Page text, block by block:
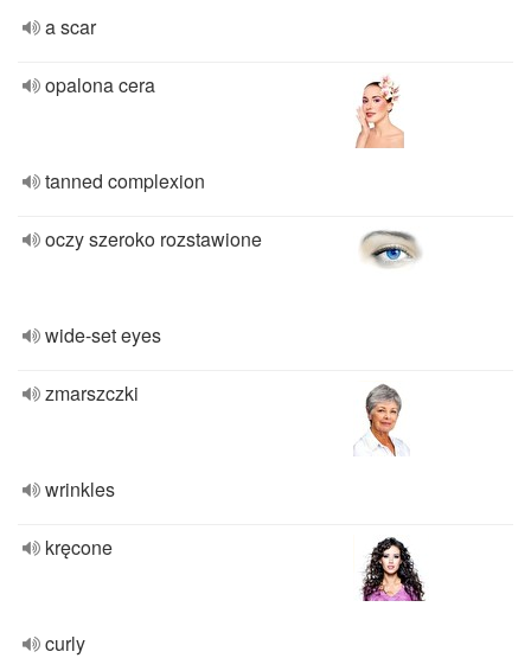
a scar
opalona cera
tanned complexion
oczy szeroko rozstawione
wide-set eyes
zmarszczki
wrinkles
kręcone
curly